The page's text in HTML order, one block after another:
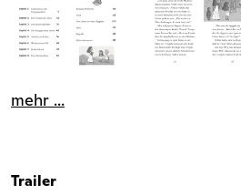
mehr ...
Trailer